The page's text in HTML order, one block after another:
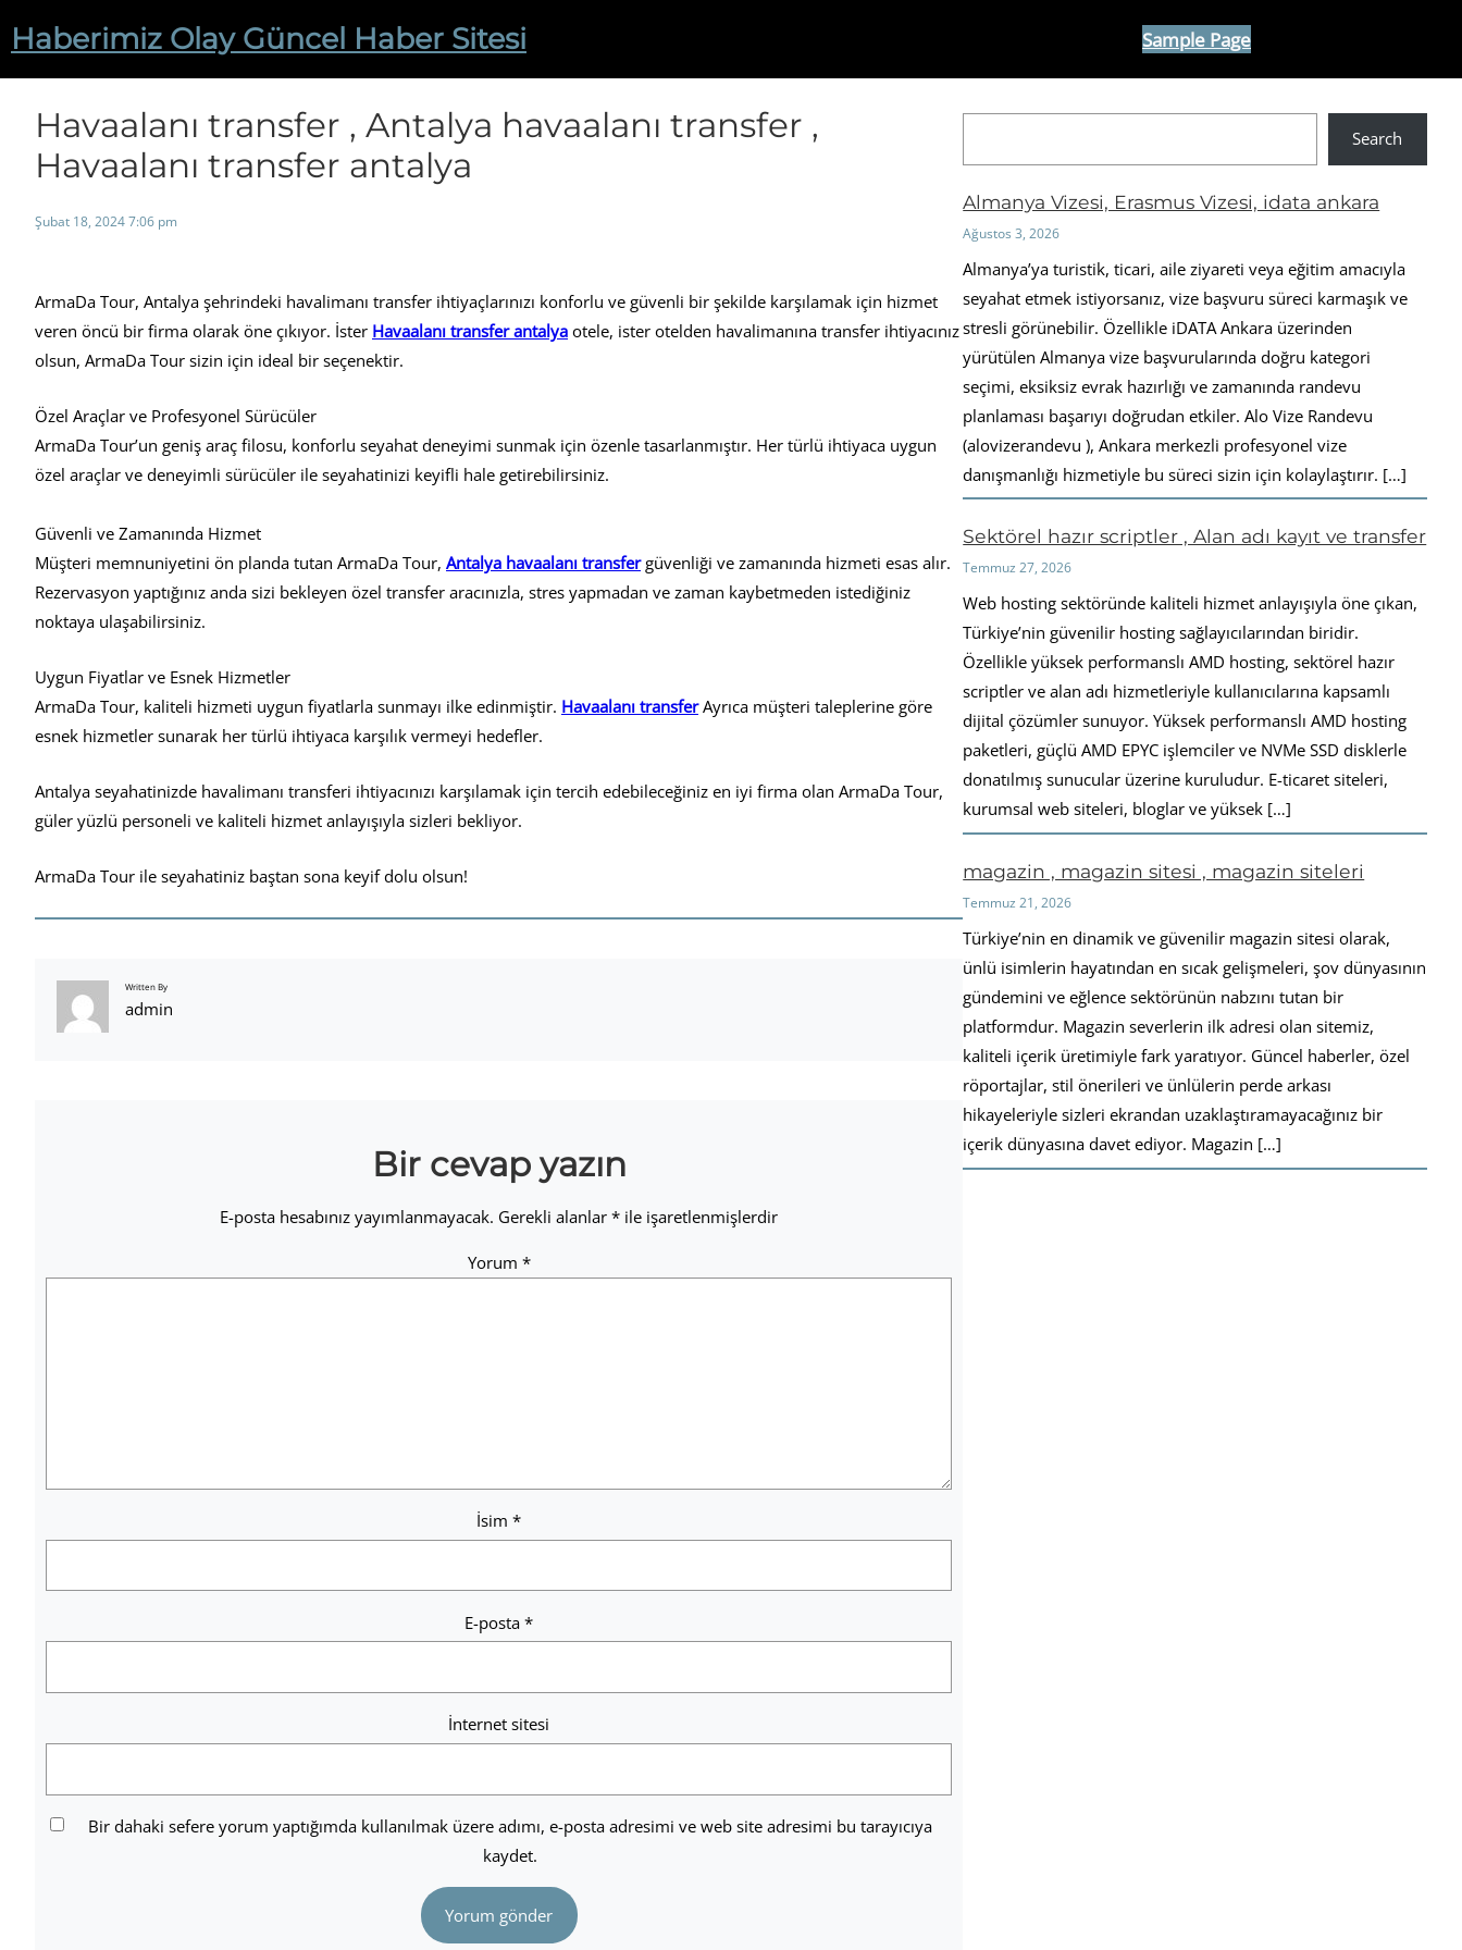
geçHaberimiz Olay Güncel Haber Sitesi Sample Page
Havaalanı transfer , Antalya havaalanı transfer ,
Havaalanı transfer antalya
Şubat 18, 2024 7:06 pm
ArmaDa Tour, Antalya şehrindeki havalimanı transfer ihtiyaçlarınızı konforlu ve güvenli bir şekilde karşılamak için hizmet
veren öncü bir firma olarak öne çıkıyor. İster Havaalanı transfer antalyaotele, ister otelden havalimanına transfer ihtiyacınız
olsun, ArmaDa Tour sizin için ideal bir seçenektir.
Özel Araçlar ve Profesyonel Sürücüler
ArmaDa Tour’un geniş araç filosu, konforlu seyahat deneyimi sunmak için özenle tasarlanmıştır. Her türlü ihtiyaca uygun
özel araçlar ve deneyimli sürücüler ile seyahatinizi keyifli hale getirebilirsiniz.
Güvenli ve Zamanında Hizmet
Müşteri memnuniyetini ön planda tutan ArmaDa Tour, Antalya havaalanı transfergüvenliği ve zamanında hizmeti esas alır.
Rezervasyon yaptığınız anda sizi bekleyen özel transfer aracınızla, stres yapmadan ve zaman kaybetmeden istediğiniz
noktaya ulaşabilirsiniz.
Uygun Fiyatlar ve Esnek Hizmetler
ArmaDa Tour, kaliteli hizmeti uygun fiyatlarla sunmayı ilke edinmiştir. Havaalanı transferAyrıca müşteri taleplerine göre
esnek hizmetler sunarak her türlü ihtiyaca karşılık vermeyi hedefler.
Antalya seyahatinizde havalimanı transferi ihtiyacınızı karşılamak için tercih edebileceğiniz en iyi firma olan ArmaDa Tour,
güler yüzlü personeli ve kaliteli hizmet anlayışıyla sizleri bekliyor.
ArmaDa Tour ile seyahatiniz baştan sona keyif dolu olsun!
Written By
admin
Bir cevap yazın
E-posta hesabınız yayımlanmayacak. Gerekli alanlar* ile işaretlenmişlerdir
Yorum *
İsim*
E-posta*
İnternet sitesi
Bir dahaki sefere yorum yaptığımda kullanılmak üzere adımı, e-posta adresimi ve web site adresimi bu tarayıcıya
kaydet.
Search
Almanya Vizesi, Erasmus Vizesi, idata ankara
Ağustos 3, 2026
Almanya’ya turistik, ticari, aile ziyareti veya eğitim amacıyla
seyahat etmek istiyorsanız, vize başvuru süreci karmaşık ve
stresli görünebilir. Özellikle iDATA Ankara üzerinden
yürütülen Almanya vize başvurularında doğru kategori
seçimi, eksiksiz evrak hazırlığı ve zamanında randevu
planlaması başarıyı doğrudan etkiler. Alo Vize Randevu
(alovizerandevu ), Ankara merkezli profesyonel vize
danışmanlığı hizmetiyle bu süreci sizin için kolaylaştırır. […]
Sektörel hazır scriptler , Alan adı kayıt ve transfer
Temmuz 27, 2026
Web hosting sektöründe kaliteli hizmet anlayışıyla öne çıkan,
Türkiye’nin güvenilir hosting sağlayıcılarından biridir.
Özellikle yüksek performanslı AMD hosting, sektörel hazır
scriptler ve alan adı hizmetleriyle kullanıcılarına kapsamlı
dijital çözümler sunuyor. Yüksek performanslı AMD hosting
paketleri, güçlü AMD EPYC işlemciler ve NVMe SSD disklerle
donatılmış sunucular üzerine kuruludur. E-ticaret siteleri,
kurumsal web siteleri, bloglar ve yüksek […]
magazin , magazin sitesi , magazin siteleri
Temmuz 21, 2026
Türkiye’nin en dinamik ve güvenilir magazin sitesi olarak,
ünlü isimlerin hayatından en sıcak gelişmeleri, şov dünyasının
gündemini ve eğlence sektörünün nabzını tutan bir
platformdur. Magazin severlerin ilk adresi olan sitemiz,
kaliteli içerik üretimiyle fark yaratıyor. Güncel haberler, özel
röportajlar, stil önerileri ve ünlülerin perde arkası
hikayeleriyle sizleri ekrandan uzaklaştıramayacağınız bir
içerik dünyasına davet ediyor. Magazin […]